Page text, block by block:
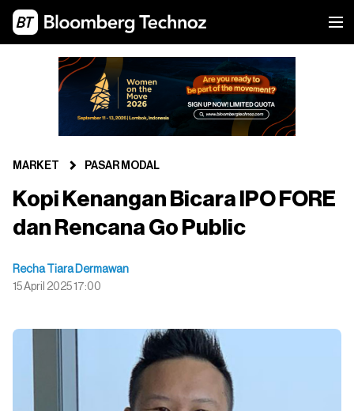
MARKET PASAR MODAL
Kopi Kenangan Bicara IPO FORE
dan Rencana Go Public
Recha Tiara Dermawan
15 April 2025 17:00